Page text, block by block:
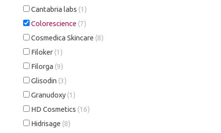
Cantabria labs (1)
Colorescience (7)
Cosmedica Skincare (8)
Filoker (1)
Filorga (9)
Glisodin (3)
Granudoxy (1)
HD Cosmetics (16)
Hidrisage (8)